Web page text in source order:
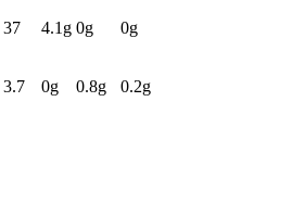
37 4.1 g 0g 0g
3.7 0g 0.8g 0.2g